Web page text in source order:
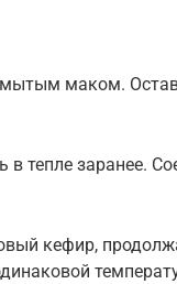
маком.
тепле заранее.
кефир,